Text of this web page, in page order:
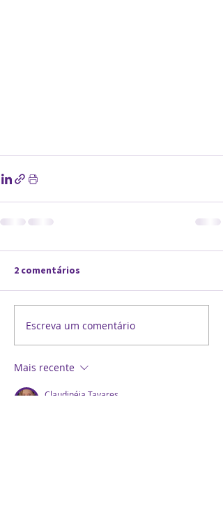
2 comentários
Escreva um comentário
Mais recente
Claudinéia Tavares